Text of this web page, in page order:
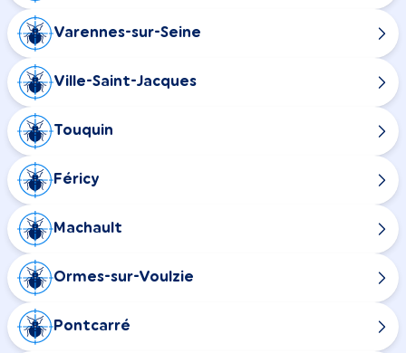
Varennes-sur-Seine
Ville-Saint-Jacques
Touquin
Féricy
Machault
Ormes-sur-Voulzie
Pontcarré